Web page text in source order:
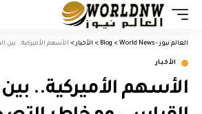
العالم نيوز - World News >
Blog
> الأخبار > الأسهم الأميركية..
الأخبار
الأسهم الأميركية..